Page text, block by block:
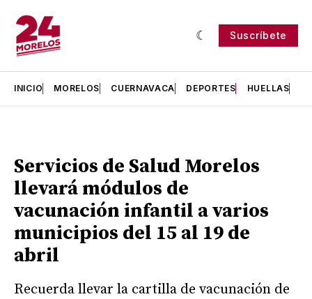
Suscríbete
INICIO MORELOS CUERNAVACA DEPORTES HUELLAS
Servicios de Salud Morelos
llevará módulos de
vacunación infantil a varios
municipios del 15 al 19 de
abril
Recuerda llevar la cartilla de vacunación de